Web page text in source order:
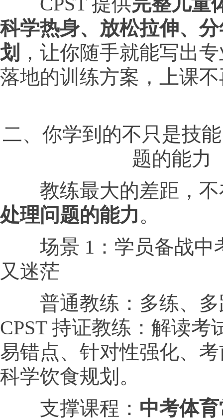
科学热身、放松拉伸、
划 ，让你随手就能写出
落地的训练方案，上课
二、你学到的不只是技
题的能力
教练最大的差距，不
处理问题的能力。
场景 1：学员备战中
又迷茫
普通教练：多练、多
CPST 持证教练：解读考
易错点、针对性强化、
科学饮食规划。
支撑课程： 中考体